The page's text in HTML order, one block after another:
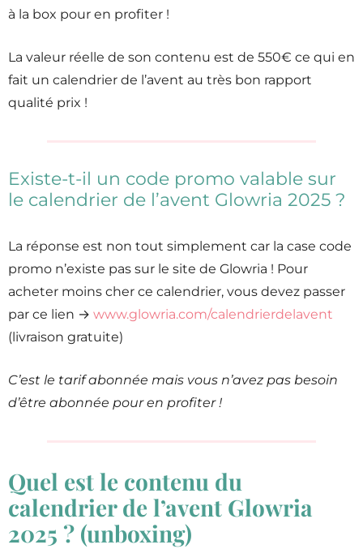
à la box pour en profiter !
La valeur réelle de son contenu est de 550€ ce qui en
fait un calendrier de l’avent au très bon rapport
qualité prix !
Existe-t-il un code promo valable sur
le calendrier de l’avent Glowria 2025 ?
La réponse est non tout simplement car la case code
promo n’existe pas sur le site de Glowria ! Pour
acheter moins cher ce calendrier, vous devez passer
par ce lien → www.glowria.com/calendrierdelavent
(livraison gratuite)
C’est le tarif abonnée mais vous n’avez pas besoin
d’être abonnée pour en profiter !
Quel est le contenu du
calendrier de l’avent Glowria
2025 ? (unboxing)